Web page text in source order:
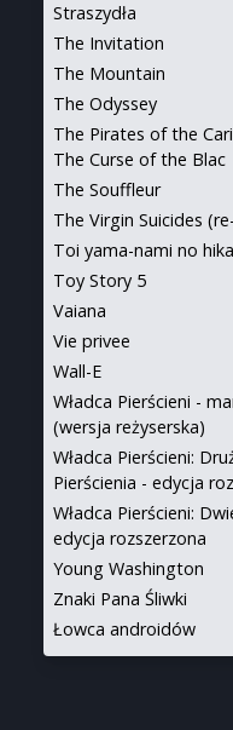
Straszydła
The Invitation
The Mountain
The Odyssey
The Pirates of the
The Curse of the Blac
The Souffleur
The Virgin Suicides
Toi yama-nami no
Toy Story 5
Vaiana
Vie privee
Wall-E
Władca Pierścieni -
(wersja reżyserska)
Władca Pierścieni:
Pierścienia - edycja
Władca Pierścieni:
edycja rozszerzona
Young Washington
Znaki Pana Śliwki
Łowca androidów